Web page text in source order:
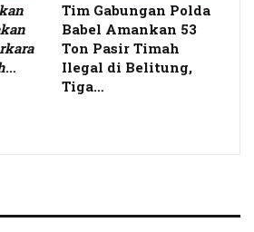
…
Tim Gabungan Polda
Babel Amankan 53
Ton Pasir Timah
Ilegal di Belitung,
Tiga…